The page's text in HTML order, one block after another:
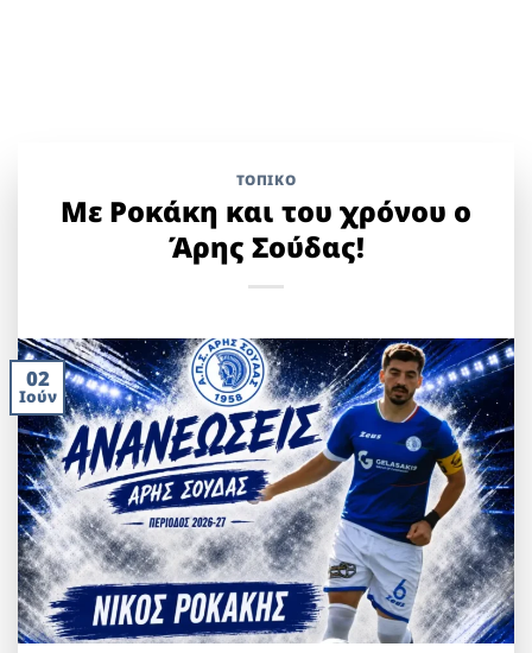
ΤΟΠΙΚΌ
Με Ροκάκη και του χρόνου ο
Άρης Σούδας!
02
Ιούν